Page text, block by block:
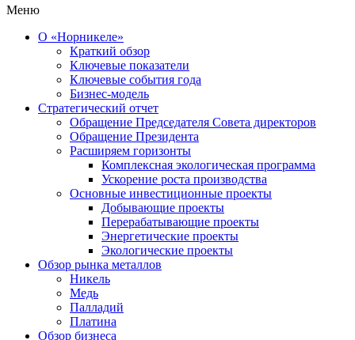
Меню
О «Норникеле»
Краткий обзор
Ключевые показатели
Ключевые события года
Бизнес-модель
Стратегический отчет
Обращение Председателя Совета директоров
Обращение Президента
Расширяем горизонты
Комплексная экологическая программа
Ускорение роста производства
Основные инвестиционные проекты
Добывающие проекты
Перерабатывающие проекты
Энергетические проекты
Экологические проекты
Обзор рынка металлов
Никель
Медь
Палладий
Платина
Обзор бизнеса